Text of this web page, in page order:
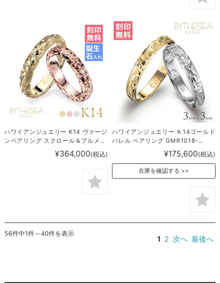
ハワイアンジュエリー K14 ヴァージ
ンペアリング スクロール＆プルメリ
ア 結婚指輪 GSR201-GSR501P
¥364,000(税込)
ハワイアンジュエリー Ｋ14ゴールド
バレル ペアリング GMR1018-
¥175,600(税込)
在庫を確認する
56件中1件～40件を表示
1 2 次へ 最後へ